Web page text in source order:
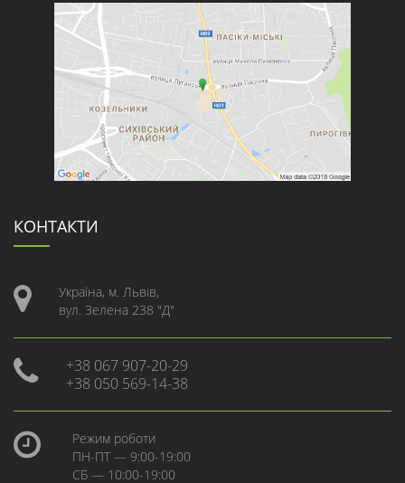
КОНТАКТИ
Україна, м. Львів,
вул. Зелена 238 "Д"
+38 067 907-20-29
+38 050 569-14-38
Режим роботи
ПН-ПТ — 9:00-19:00
СБ — 10:00-19:00